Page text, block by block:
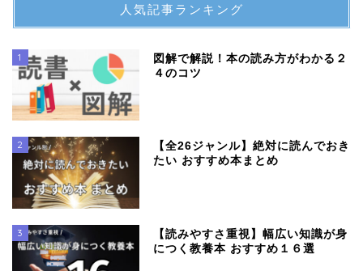
人気記事ランキング
1
図解で解説！本の読み方がわかる２
４のコツ
2
【全26ジャンル】絶対に読んでおき
たい おすすめ本まとめ
3
【読みやすさ重視】幅広い知識が身
につく教養本 おすすめ１６選